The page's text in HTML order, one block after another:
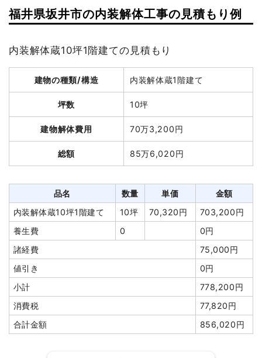
建物解体費用 401万5,000円
品名 数量 単価
金額
木造倉庫33坪1階建て
44,970円
先行解体
養生費
0
0円
屋外残置物撤去
76m³ 18,000円
1,368,000円
家具・家電処分
1式
90,600円
諸経費
171,000円
値引き
0円
小計
7,628,600円
消費税
762,860円
合計金額
8,391,460円
建物の種類/構造 鉄骨造小屋1階建て
坪数 7坪
建物解体費用 5万7,500円
総額 95万7,000円
品名 数量 単価
金額
鉄骨造小屋7坪1階建て
8,214円
0円
室外設備・機器撤去
1式
195,000円
井戸解体埋め戻し費用
1式
25,000円
植木・植栽撤去
317,100円
ブロック塀撤去
20,000円
諸経費
100,000円
値引き
2,200円
小計
870,000円
福井県坂井市の内装解体工事の見積もり例
内装解体蔵10坪1階建ての見積もり
建物の種類/構造 内装解体蔵1階建て
坪数 10坪
建物解体費用 70万3,200円
総額 85万6,020円
品名 数量 単価
金額
内装解体蔵10坪1階建て
10坪 70,320円
703,200円
養生費
0
0円
諸経費
75,000円
値引き
0円
小計
778,200円
消費税
77,820円
合計金額
856,020円